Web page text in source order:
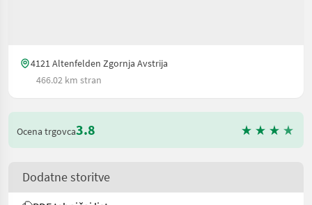
4121 Altenfelden Zgornja Avstrija
466.02 km stran
Ocena trgovca3.8
Dodatne storitve